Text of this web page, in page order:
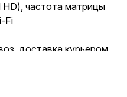
частота матрицы
Fi
доставка курьером.